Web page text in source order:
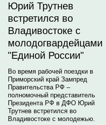
Юрий Трутнев
встретился во
Владивостоке с
молодогвардейцами
"Единой России"
Во время рабочей поездки в
Приморский край Зампред
Правительства РФ –
полномочный представитель
Президента РФ в ДФО Юрий
Трутнев встретился во
Владивостоке с молодежью.